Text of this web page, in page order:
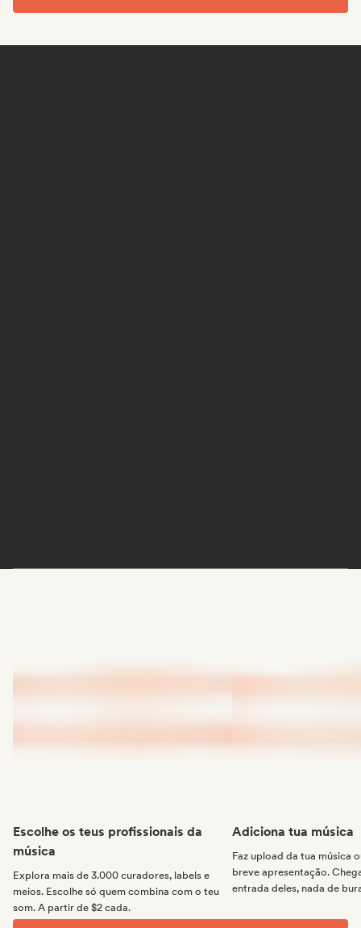
Escolhe os teus profissionais da
música
Explora mais de 3.000 curadores, labels e
meios. Escolhe só quem combina com o teu
som. A partir de $2 cada.
Adiciona tua música
Faz upload da tua música
breve apresentação.
entrada deles, nada de